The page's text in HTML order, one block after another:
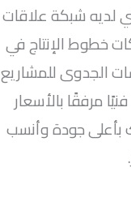
لديه شبكة علاقات
شركات خطوط الإنتاج في
الجدوى للمشاريع
مرفقًا بالأسعار
بأعلى جودة وأنسب